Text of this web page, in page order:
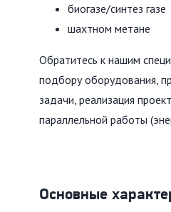
биогазе/синтез газе
шахтном метане
Обратитесь к нашим
подбору оборудования,
задачи, реализация
параллельной работы
Основные